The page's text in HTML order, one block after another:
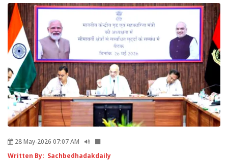
28 May-2026 07:07 AM
Written By: Sachbedhadakdaily